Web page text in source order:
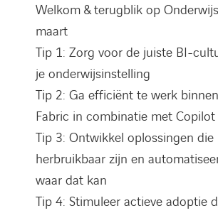
Welkom & terugblik op
maart
Tip 1: Zorg voor de juiste BI-
je onderwijsinstelling
Tip 2: Ga efficiënt te werk
Fabric in combinatie met Copilot
Tip 3: Ontwikkel oplossingen die
herbruikbaar zijn en
waar dat kan
Tip 4: Stimuleer actieve adoptie